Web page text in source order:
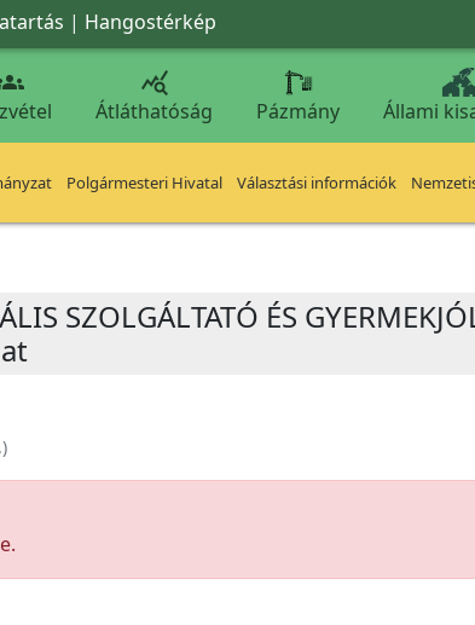
| Hangostérkép

Átláthatóság Pázmány Állami
Polgármesteri Hivatal Választási információk
SZOLGÁLTATÓ ÉS
)